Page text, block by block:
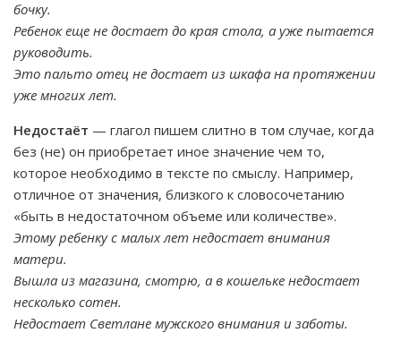
бочку.
Ребенок еще не достает до края стола, а уже пытается
руководить.
Это пальто отец не достает из шкафа на протяжении
уже многих лет.
Недостаёт — глагол пишем слитно в том случае, когда
без (не) он приобретает иное значение чем то,
которое необходимо в тексте по смыслу. Например,
отличное от значения, близкого к словосочетанию
«быть в недостаточном объеме или количестве».
Этому ребенку с малых лет недостает внимания
матери.
Вышла из магазина, смотрю, а в кошельке недостает
несколько сотен.
Недостает Светлане мужского внимания и заботы.